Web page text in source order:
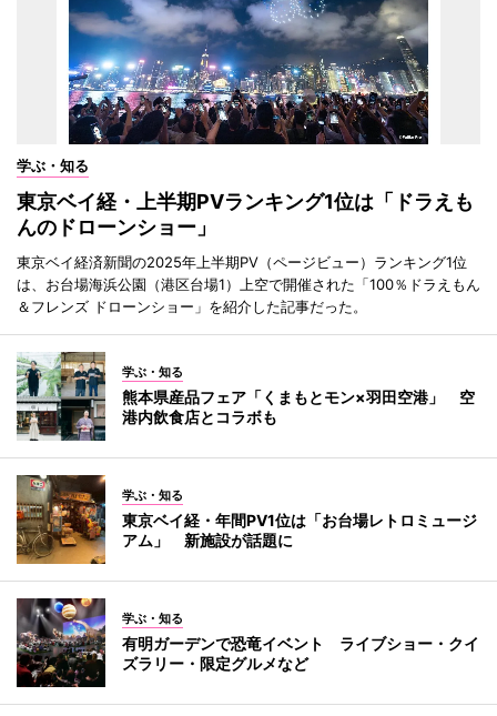
学ぶ・知る
東京ベイ経・上半期PVランキング1位は「ドラえも
んのドローンショー」
東京ベイ経済新聞の2025年上半期PV（ページビュー）ランキング1位
は、お台場海浜公園（港区台場1）上空で開催された「100％ドラえもん
＆フレンズ ドローンショー」を紹介した記事だった。
学ぶ・知る
熊本県産品フェア「くまもとモン×羽田空港」 空
港内飲食店とコラボも
学ぶ・知る
東京ベイ経・年間PV1位は「お台場レトロミュージ
アム」 新施設が話題に
学ぶ・知る
有明ガーデンで恐竜イベント ライブショー・クイ
ズラリー・限定グルメなど